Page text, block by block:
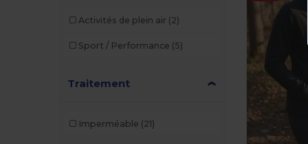
(2)
GiftRetail
Henbury
iDeal Basic Brand
Activités de plein air (2)
Sport / Performance (5)
Traitement
Imperméable (21)